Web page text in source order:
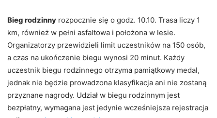
Bieg rodzinny rozpocznie się o godz. 10.10. Trasa liczy 1
km, również w pełni asfaltowa i położona w lesie.
Organizatorzy przewidzieli limit uczestników na 150 osób,
a czas na ukończenie biegu wynosi 20 minut. Każdy
uczestnik biegu rodzinnego otrzyma pamiątkowy medal,
jednak nie będzie prowadzona klasyfikacja ani nie zostaną
przyznane nagrody. Udział w biegu rodzinnym jest
bezpłatny, wymagana jest jedynie wcześniejsza rejestracja